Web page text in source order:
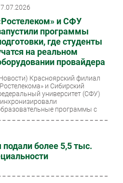
и СФУ
программы
где студенты
на реальном
провайдера
Красноярский филиал
и Сибирский
университет (СФУ)
программы с
более 5,5 тыс.